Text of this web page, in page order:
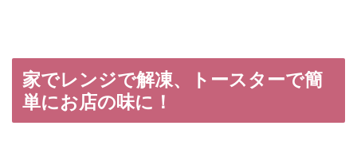
家でレンジで解凍、トースターで簡
単にお店の味に！